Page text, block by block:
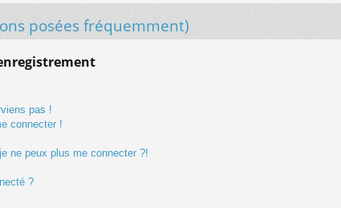
posées fréquemment)
pas !
connecter !
ne peux plus me connecter ?!
?